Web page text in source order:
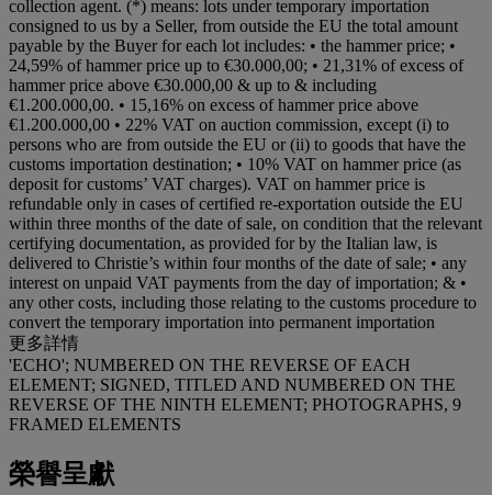
collection agent. (*) means: lots under temporary importation
consigned to us by a Seller, from outside the EU the total amount
payable by the Buyer for each lot includes: • the hammer price; •
24,59% of hammer price up to €30.000,00; • 21,31% of excess of
hammer price above €30.000,00 & up to & including
€1.200.000,00. • 15,16% on excess of hammer price above
€1.200.000,00 • 22% VAT on auction commission, except (i) to
persons who are from outside the EU or (ii) to goods that have the
customs importation destination; • 10% VAT on hammer price (as
deposit for customs’ VAT charges). VAT on hammer price is
refundable only in cases of certified re-exportation outside the EU
within three months of the date of sale, on condition that the relevant
certifying documentation, as provided for by the Italian law, is
delivered to Christie’s within four months of the date of sale; • any
interest on unpaid VAT payments from the day of importation; & •
any other costs, including those relating to the customs procedure to
convert the temporary importation into permanent importation
更多詳情
'ECHO'; NUMBERED ON THE REVERSE OF EACH
ELEMENT; SIGNED, TITLED AND NUMBERED ON THE
REVERSE OF THE NINTH ELEMENT; PHOTOGRAPHS, 9
FRAMED ELEMENTS
榮譽呈獻